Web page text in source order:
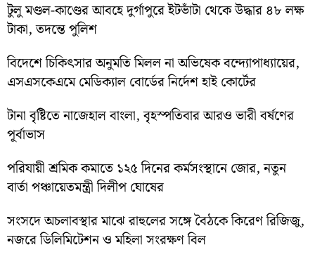
টুলু মণ্ডল-কাণ্ডের আবহে দুর্গাপুরে ইটভাঁটা থেকে উদ্ধার ৪৮ লক্ষ
টাকা, তদন্তে পুলিশ
বিদেশে চিকিৎসার অনুমতি মিলল না অভিষেক বন্দ্যোপাধ্যায়ের,
এসএসকেএমে মেডিক্যাল বোর্ডের নির্দেশ হাই কোর্টের
টানা বৃষ্টিতে নাজেহাল বাংলা, বৃহস্পতিবার আরও ভারী বর্ষণের
পূর্বাভাস
পরিযায়ী শ্রমিক কমাতে ১২৫ দিনের কর্মসংস্থানে জোর, নতুন
বার্তা পঞ্চায়েতমন্ত্রী দিলীপ ঘোষের
সংসদে অচলাবস্থার মাঝে রাহুলের সঙ্গে বৈঠকে কিরেণ রিজিজু,
নজরে ডিলিমিটেশন ও মহিলা সংরক্ষণ বিল